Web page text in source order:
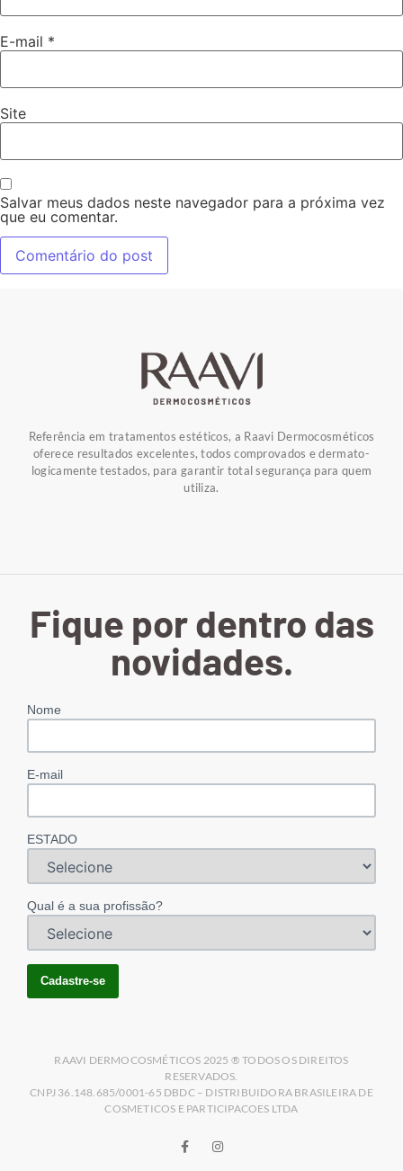
E-mail *
Site
Salvar meus dados neste navegador para a próxima vez
que eu comentar.
Referência em tratamentos estéticos, a Raavi Dermocosméticos
oferece resultados excelentes, todos comprovados e dermato-
logicamente testados, para garantir total segurança para quem
utiliza.
Fique por dentro das
novidades.
Nome
E-mail
ESTADO
Qual é a sua profissão?
RAAVI DERMOCOSMÉTICOS 2025 ® TODOS OS DIREITOS
RESERVADOS.
CNPJ 36.148.685/0001-65 DBDC – DISTRIBUIDORA BRASILEIRA DE
COSMETICOS E PARTICIPACOES LTDA